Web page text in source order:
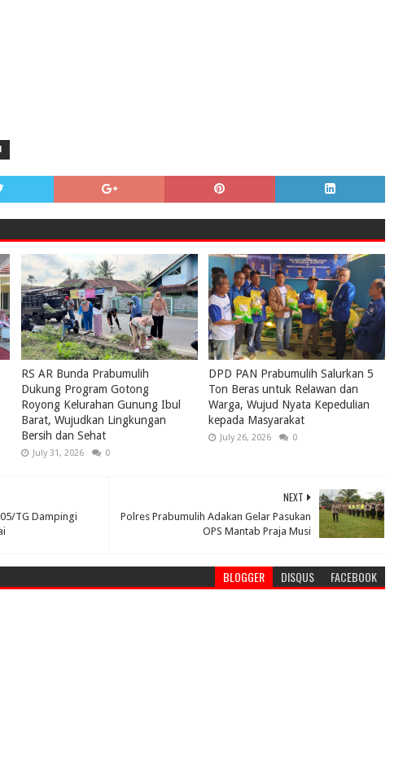
RS AR Bunda Prabumulih
Dukung Program Gotong
Royong Kelurahan Gunung Ibul
Barat, Wujudkan Lingkungan
Bersih dan Sehat
July 31, 2026 0
DPD PAN Prabumulih Salurkan 5
Ton Beras untuk Relawan dan
Warga, Wujud Nyata Kepedulian
kepada Masyarakat
July 26, 2026 0
NEXT
Polres Prabumulih Adakan Gelar Pasukan
OPS Mantab Praja Musi
TG Dampingi
BLOGGER DISQUS FACEBOOK